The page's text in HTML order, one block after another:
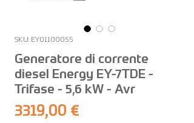
SKU: EY01100055
Generatore di corrente
diesel Energy EY-7TDE -
Trifase - 5,6 kW - Avr
3319,00 €